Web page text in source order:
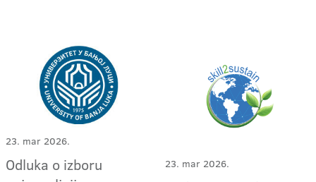
23. mar 2026.
Odluka o izboru
23. mar 2026.